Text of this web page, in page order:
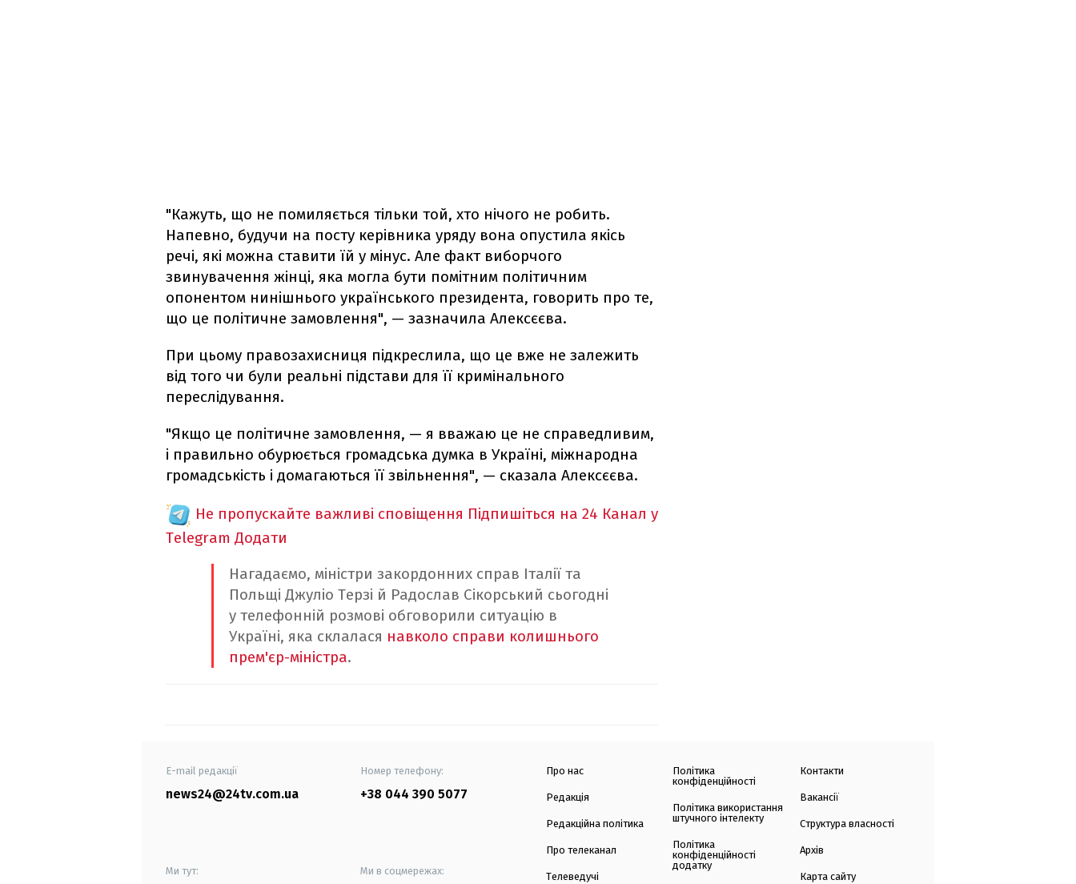
"Кажуть, що не помиляється тільки той, хто нічого не робить.
Напевно, будучи на посту керівника уряду вона опустила якісь
речі, які можна ставити їй у мінус. Але факт виборчого
звинувачення жінці, яка могла бути помітним політичним
опонентом нинішнього українського президента, говорить про те,
що це політичне замовлення", — зазначила Алексєєва.
При цьому правозахисниця підкреслила, що це вже не залежить
від того чи були реальні підстави для її кримінального
переслідування.
"Якщо це політичне замовлення, — я вважаю це не справедливим,
і правильно обурюється громадська думка в Україні, міжнародна
громадськість і домагаються її звільнення", — сказала Алексєєва.
Не пропускайте важливі сповіщення Підпишіться на 24 Канал у
Telegram Додати
Нагадаємо, міністри закордонних справ Італії та
Польщі Джуліо Терзі й Радослав Сікорський сьогодні
у телефонній розмові обговорили ситуацію в
Україні, яка склалася навколо справи колишнього
прем'єр-міністра.
E-mail редакції
news24@24tv.com.ua
Номер телефону:
+38 044 390 5077
Ми тут: Ми в соцмережах:
Про нас
Редакція
Редакційна політика
Про телеканал
Телеведучі
Політика
конфіденційності
Політика використання
штучного інтелекту
Політика
конфіденційності
додатку
Контакти
Вакансії
Структура власності
Архів
Карта сайту